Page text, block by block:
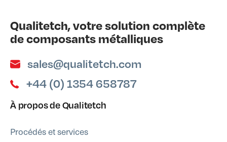
Qualitetch, votre solution complète
de composants métalliques
sales@qualitetch.com
+44 (0) 1354 658787
À propos de Qualitetch
Procédés et services